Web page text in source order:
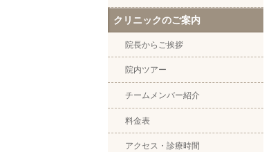
クリニックのご案内
院長からご挨拶
院内ツアー
チームメンバー紹介
料金表
アクセス・診療時間